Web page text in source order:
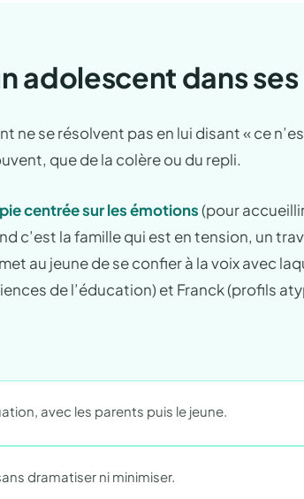
dans ses
se résolvent pas en lui disant « ce
que de la colère ou du repli.
centrée sur les émotions(pour
c’est la famille qui est en tension, un
au jeune de se confier à la voix avec
de l’éducation) et Franck (profils
avec les parents puis le jeune.
dramatiser ni minimiser.